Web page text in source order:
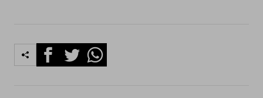
FacebookTwitterWhatsapp